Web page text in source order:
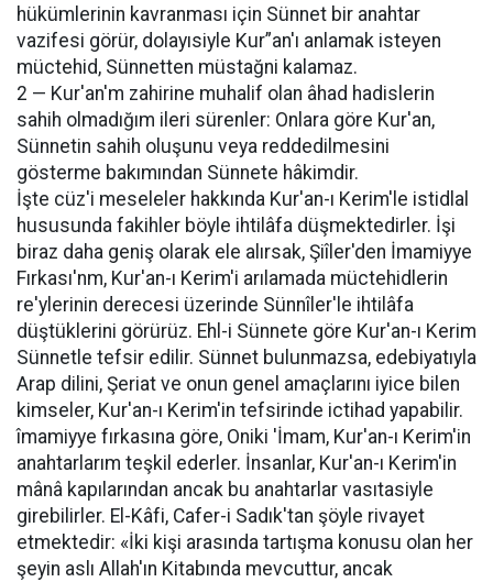
hükümlerinin kavranması için Sünnet bir anahtar
vazifesi görür, dolayısiyle Kur”an'ı anlamak isteyen
müctehid, Sünnetten müstağni kalamaz.
2 — Kur'an'm zahirine muhalif olan âhad hadislerin
sahih olmadığım ileri sürenler: Onlara göre Kur'an,
Sünnetin sahih oluşunu veya reddedilmesini
gösterme bakımından Sünnete hâkimdir.
İşte cüz'i meseleler hakkında Kur'an-ı Kerim'le istidlal
hususunda fakihler böyle ihtilâfa düşmektedirler. İşi
biraz daha geniş olarak ele alırsak, Şiîler'den İmamiyye
Fırkası'nm, Kur'an-ı Kerim'i arılamada müctehidlerin
re'ylerinin derecesi üzerinde Sünnîler'le ihtilâfa
düştüklerini görürüz. Ehl-i Sünnete göre Kur'an-ı Kerim
Sünnetle tefsir edilir. Sünnet bulunmazsa, edebiyatıyla
Arap dilini, Şeriat ve onun genel amaçlarını iyice bilen
kimseler, Kur'an-ı Kerim'in tefsirinde ictihad yapabilir.
îmamiyye fırkasına göre, Oniki 'İmam, Kur'an-ı Kerim'in
anahtarlarım teşkil ederler. İnsanlar, Kur'an-ı Kerim'in
mânâ kapılarından ancak bu anahtarlar vasıtasiyle
girebilirler. El-Kâfi, Cafer-i Sadık'tan şöyle rivayet
etmektedir: «İki kişi arasında tartışma konusu olan her
şeyin aslı Allah'ın Kitabında mevcuttur, ancak